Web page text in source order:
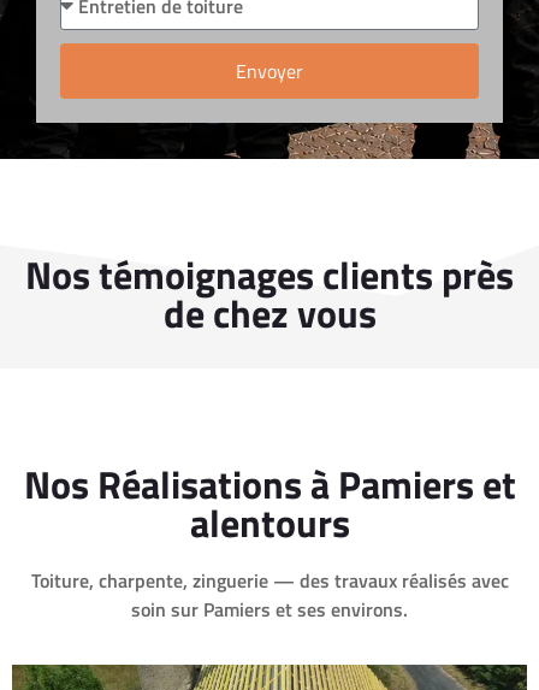
Envoyer
Nos témoignages clients près
de chez vous
Nos Réalisations à Pamiers et
alentours
Toiture, charpente, zinguerie — des travaux réalisés avec
soin sur Pamiers et ses environs.